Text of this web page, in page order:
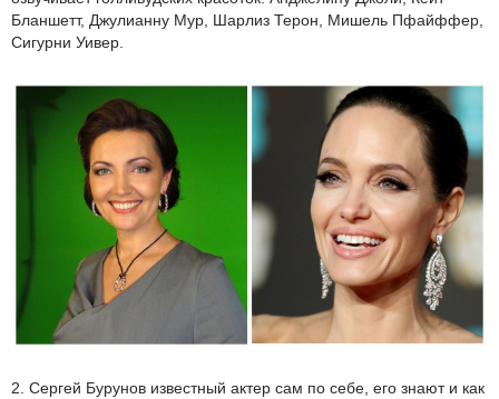
Бланшетт, Джулианну Мур, Шарлиз Терон, Мишель Пфайффер,
Сигурни Уивер.
2. Сергей Бурунов известный актер сам по себе, его знают и как